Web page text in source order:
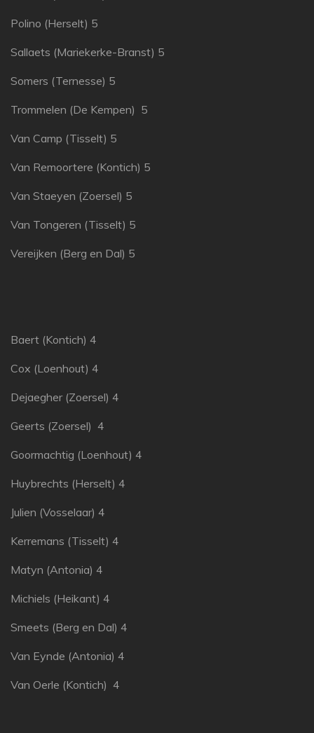
Polino (Herselt) 5
Sallaets (Mariekerke-Branst) 5
Somers (Ternesse) 5
Trommelen (De Kempen) 5
Van Camp (Tisselt) 5
Van Remoortere (Kontich) 5
Van Staeyen (Zoersel) 5
Van Tongeren (Tisselt) 5
Vereijken (Berg en Dal) 5
Baert (Kontich) 4
Cox (Loenhout) 4
Dejaegher (Zoersel) 4
Geerts (Zoersel) 4
Goormachtig (Loenhout) 4
Huybrechts (Herselt) 4
Julien (Vosselaar) 4
Kerremans (Tisselt) 4
Matyn (Antonia) 4
Michiels (Heikant) 4
Smeets (Berg en Dal) 4
Van Eynde (Antonia) 4
Van Oerle (Kontich) 4